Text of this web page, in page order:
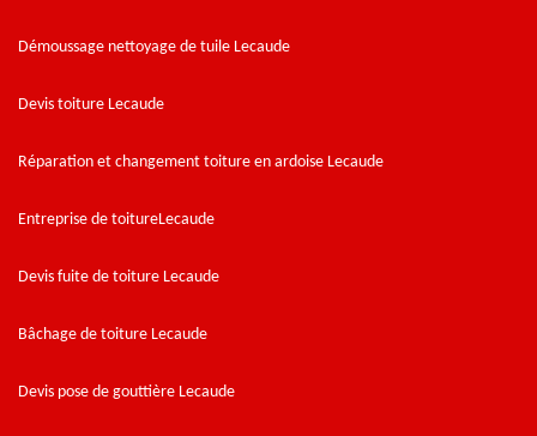
Démoussage nettoyage de tuile Lecaude
Devis toiture Lecaude
Réparation et changement toiture en ardoise Lecaude
Entreprise de toitureLecaude
Devis fuite de toiture Lecaude
Bâchage de toiture Lecaude
Devis pose de gouttière Lecaude